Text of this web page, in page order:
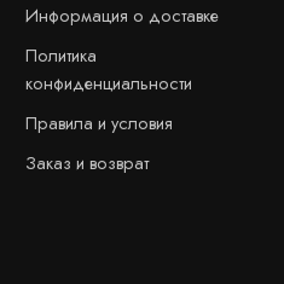
Информация о доставке
Политика
конфиденциальности
Правила и условия
Заказ и возврат